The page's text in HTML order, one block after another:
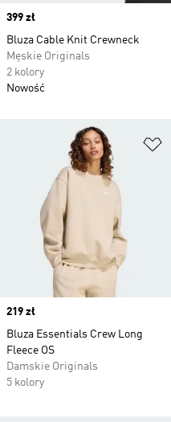
Price
219 zł
Bluza Essentials Crew Long
Fleece OS
Damskie Originals
5 kolory
Price
399 zł
Bluza Cable Knit Crewneck
Męskie Originals
2 kolory
Nowość